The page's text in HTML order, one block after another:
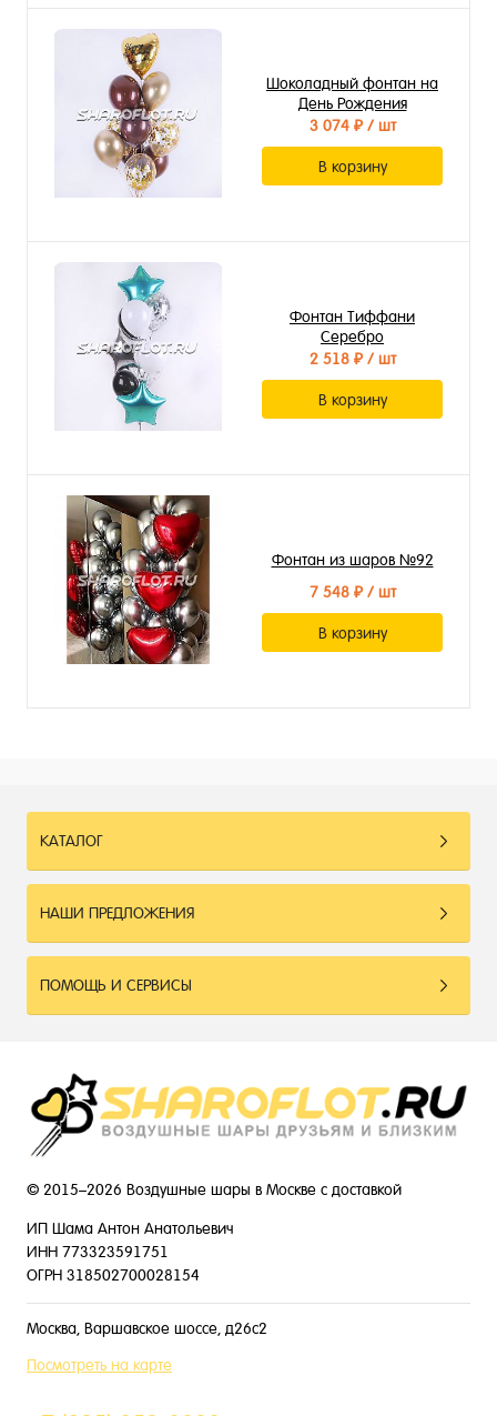
Шоколадный фонтан на
День Рождения
3 074 ₽/ шт
В корзину
Фонтан Тиффани
Серебро
2 518 ₽/ шт
В корзину
Фонтан из шаров №92
7 548 ₽/ шт
В корзину
КАТАЛОГ
НАШИ ПРЕДЛОЖЕНИЯ
ПОМОЩЬ И СЕРВИСЫ
© 2015–2026 Воздушные шары в Москве с доставкой
ИП Шама Антон Анатольевич
ИНН 773323591751
ОГРН 318502700028154
Москва, Варшавское шоссе, д26с2
Посмотреть на карте